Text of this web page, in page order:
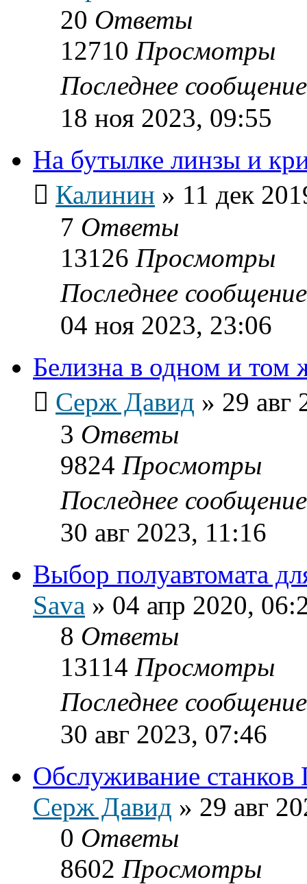
20 Ответы
12710 Просмотры
Последнее
18 ноя 2023, 09:55
На бутылке линзы и
Калинин » 11 дек
7 Ответы
13126 Просмотры
Последнее
04 ноя 2023, 23:06
Белизна в одном и том
Серж Давид » 29 авг
3 Ответы
9824 Просмотры
Последнее
30 авг 2023, 11:16
Выбор полуавтомата
Sava » 04 апр 2020,
8 Ответы
13114 Просмотры
Последнее
30 авг 2023, 07:46
Обслуживание
Серж Давид » 29 авг
0 Ответы
8602 Просмотры